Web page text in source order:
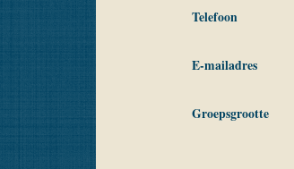
Telefoon
E-mailadres
Groepsgrootte